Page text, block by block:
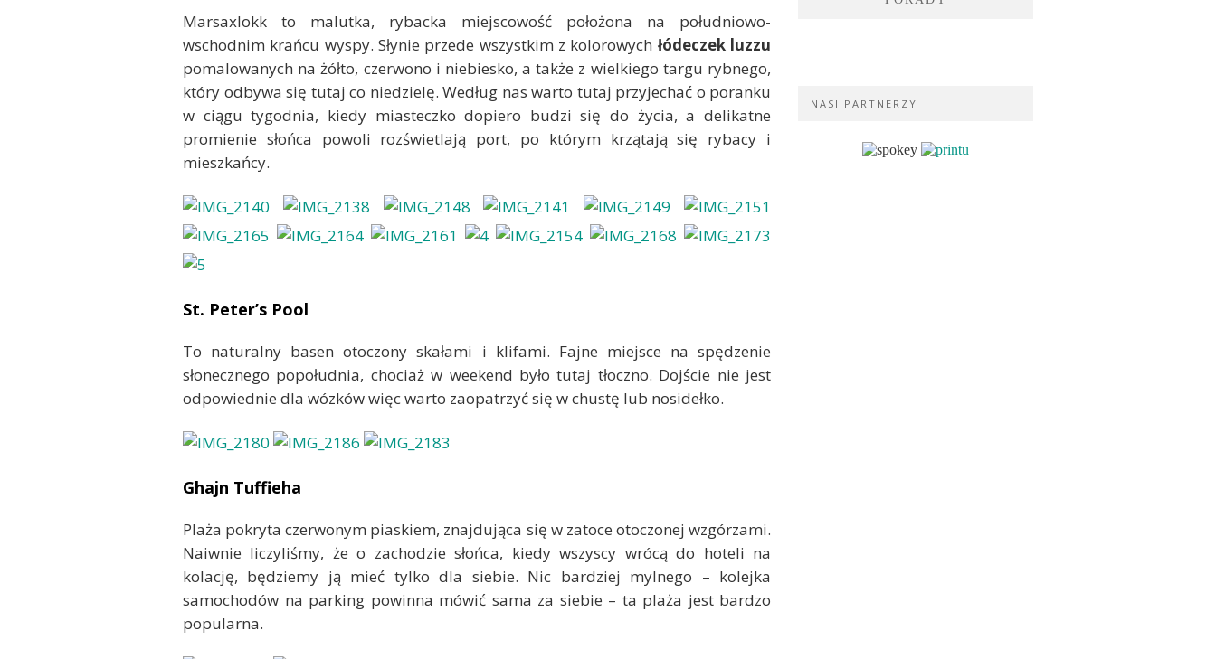
Marsaxlokk to malutka, rybacka miejscowość położona na południowo-
wschodnim krańcu wyspy. Słynie przede wszystkim z kolorowych łódeczek luzzu
pomalowanych na żółto, czerwono i niebiesko, a także z wielkiego targu rybnego,
który odbywa się tutaj co niedzielę. Według nas warto tutaj przyjechać o poranku
w ciągu tygodnia, kiedy miasteczko dopiero budzi się do życia, a delikatne
promienie słońca powoli rozświetlają port, po którym krzątają się rybacy i
mieszkańcy.
St. Peter’s Pool
To naturalny basen otoczony skałami i klifami. Fajne miejsce na spędzenie
słonecznego popołudnia, chociaż w weekend było tutaj tłoczno. Dojście nie jest
odpowiednie dla wózków więc warto zaopatrzyć się w chustę lub nosidełko.
Ghajn Tuffieha
Plaża pokryta czerwonym piaskiem, znajdująca się w zatoce otoczonej wzgórzami.
Naiwnie liczyliśmy, że o zachodzie słońca, kiedy wszyscy wrócą do hoteli na
kolację, będziemy ją mieć tylko dla siebie. Nic bardziej mylnego – kolejka
samochodów na parking powinna mówić sama za siebie – ta plaża jest bardzo
popularna.
NASI PARTNERZY